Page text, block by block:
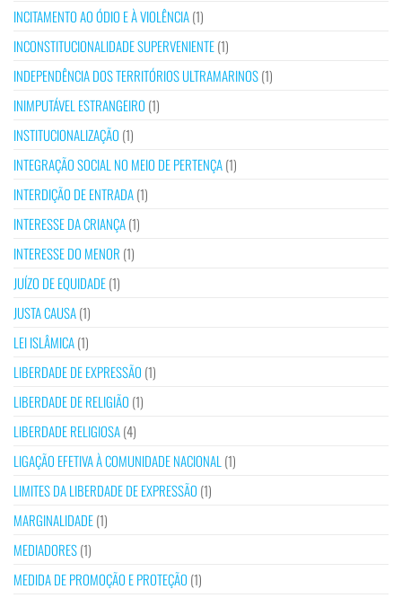
INCITAMENTO AO ÓDIO E À VIOLÊNCIA(1)
INCONSTITUCIONALIDADE SUPERVENIENTE(1)
INDEPENDÊNCIA DOS TERRITÓRIOS ULTRAMARINOS(1)
INIMPUTÁVEL ESTRANGEIRO (1)
INSTITUCIONALIZAÇÃO (1)
INTEGRAÇÃO SOCIAL NO MEIO DE PERTENÇA(1)
INTERDIÇÃO DE ENTRADA(1)
INTERESSE DA CRIANÇA(1)
INTERESSE DO MENOR (1)
JUÍZO DE EQUIDADE(1)
JUSTA CAUSA(1)
LEI ISLÂMICA(1)
LIBERDADE DE EXPRESSÃO (1)
LIBERDADE DE RELIGIÃO (1)
LIBERDADE RELIGIOSA(4)
LIGAÇÃO EFETIVA À COMUNIDADE NACIONAL (1)
LIMITES DA LIBERDADE DE EXPRESSÃO (1)
MARGINALIDADE(1)
MEDIADORES(1)
MEDIDA DE PROMOÇÃO E PROTEÇÃO (1)